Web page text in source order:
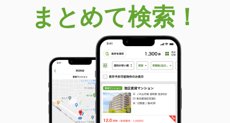
福岡県福岡市中央区六本松３
価 格
4,898万円
福岡県福岡市中央区六本松３
75.03m²
間取り
3LDK
福岡県福岡市中央区六本松３
価 格
4,898万円
住 所
福岡県福岡市中央区六本松３
まとめて検索！